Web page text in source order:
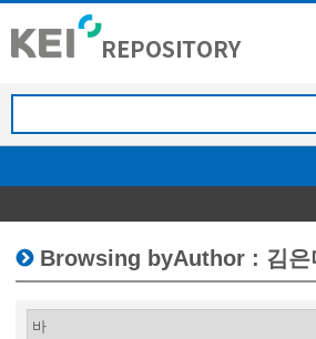
Browsing byAuthor : 김은